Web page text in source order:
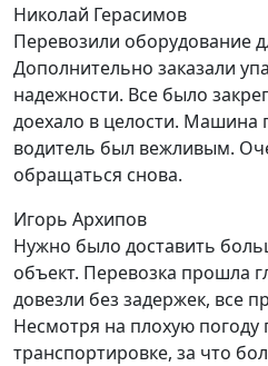
Николай Герасимов
Перевозили оборудование
Дополнительно заказали
надежности. Все было
доехало в целости. Машина
водитель был вежливым.
обращаться снова.
Игорь Архипов
Нужно было доставить
объект. Перевозка прошла
довезли без задержек, все
Несмотря на плохую погоду
транспортировке, за что